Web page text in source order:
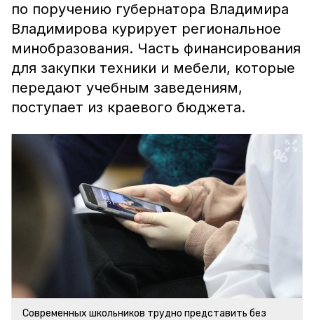
по поручению губернатора Владимира
Владимирова курирует региональное
минобразования. Часть финансирования
для закупки техники и мебели, которые
передают учебным заведениям,
поступает из краевого бюджета.
Современных школьников трудно представить без